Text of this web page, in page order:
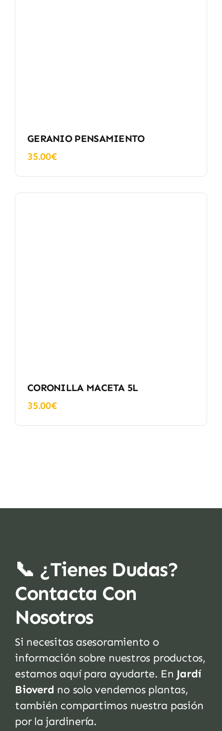
GERANIO PENSAMIENTO
35.00€
CORONILLA MACETA 5L
35.00€
📞 ¿Tienes Dudas?
Contacta Con
Nosotros
Si necesitas asesoramiento o
información sobre nuestros productos,
estamos aquí para ayudarte. En Jardí
Bioverd no solo vendemos plantas,
también compartimos nuestra pasión
por la jardinería.